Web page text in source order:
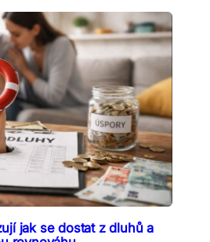
jak se dostat z dluhů a